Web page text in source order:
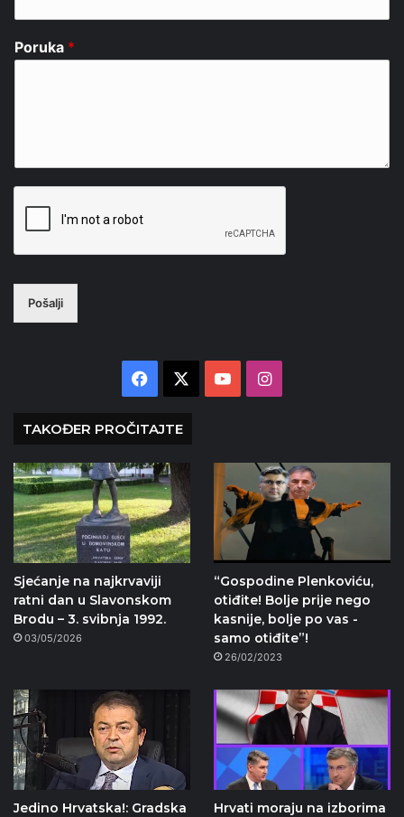
Poruka *
Pošalji
Facebook YouTubeInstagram
TAKOĐER PROČITAJTE
Sjećanje na najkrvaviji
ratni dan u Slavonskom
Brodu – 3. svibnja 1992.
03/05/2026
“Gospodine Plenkoviću,
otiđite! Bolje prije nego
kasnije, bolje po vas -
samo otiđite”!
26/02/2023
Jedino Hrvatska!: Gradska
Hrvati moraju na izborima